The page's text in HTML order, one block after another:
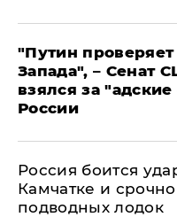
"Путин
Запада", – Сенат
взялся за
России
Россия боится
Камчатке и
подводных лодок